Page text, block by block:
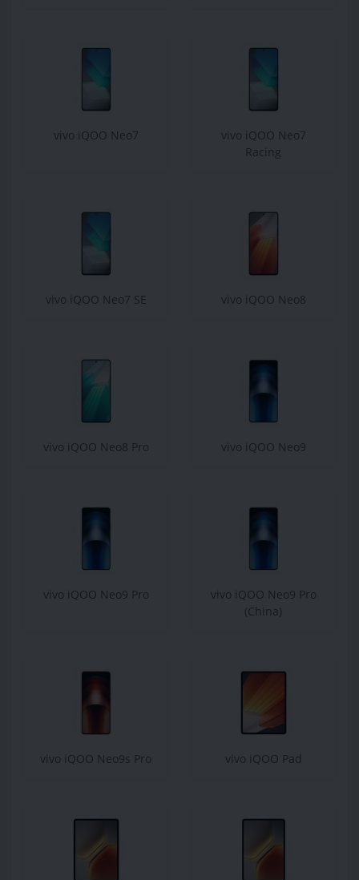
vivo iQOO Neo7
vivo iQOO Neo7
Racing
vivo iQOO Neo7 SE vivo iQOO Neo8
vivo iQOO Neo8 Pro vivo iQOO Neo9
vivo iQOO Neo9 Pro
vivo iQOO Neo9 Pro
(China)
vivo iQOO Neo9s Pro vivo iQOO Pad